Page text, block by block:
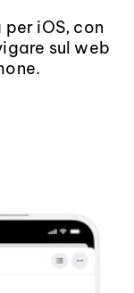
iOS, con
sul web